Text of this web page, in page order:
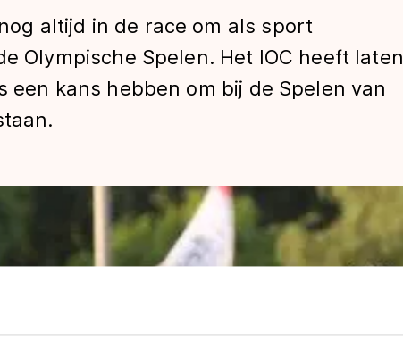
altijd in de race om als sport
Olympische Spelen. Het IOC heeft laten
kans hebben om bij de Spelen van